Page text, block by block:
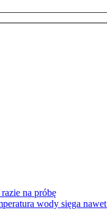
na próbę
wody sięga